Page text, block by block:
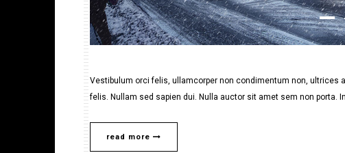
Vestibulum orci felis, ullamcorper non condimentum non, ultrices
felis. Nullam sed sapien dui. Nulla auctor sit amet sem non
read more